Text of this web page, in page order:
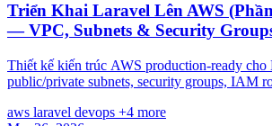
Triển Khai Laravel Lên AWS
— VPC, Subnets & Security
Thiết kế kiến trúc AWS production-ready
public/private subnets, security groups, IAM
aws laravel devops +4 more